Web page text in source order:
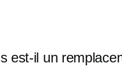
est-il un